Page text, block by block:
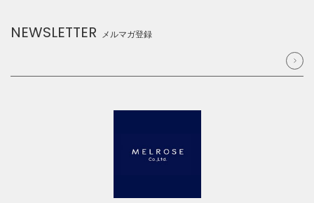
NEWSLETTER メルマガ登録